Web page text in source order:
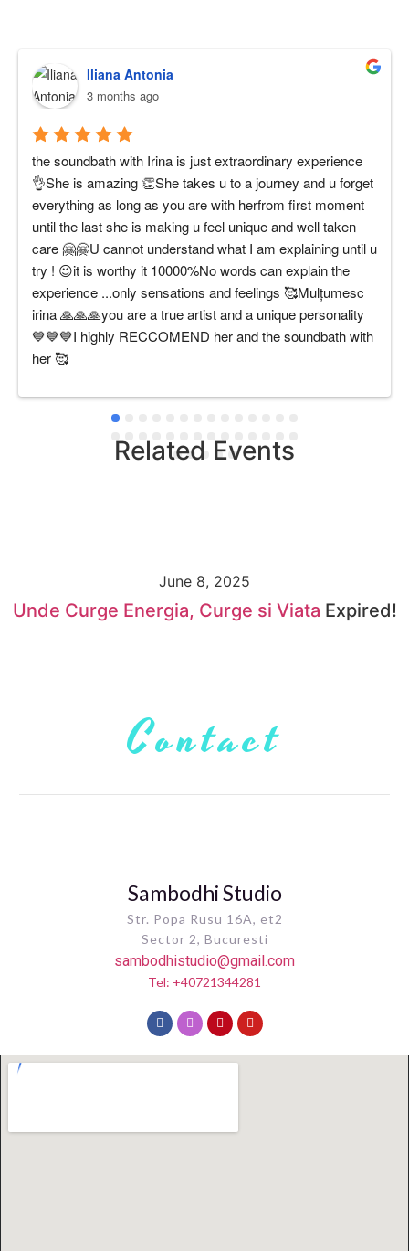
Iliana Antonia
3 months ago
the soundbath with Irina is just extraordinary experience
👌She is amazing 👏She takes u to a journey and u forget
everything as long as you are with herfrom first moment
until the last she is making u feel unique and well taken
care 🤗🤗U cannot understand what I am explaining until u
try ! 😉it is worthy it 10000%No words can explain the
experience ...only sensations and feelings 🥰Mulțumesc
irina 🙏🙏🙏you are a true artist and a unique personality
💙💙💙I highly RECCOMEND her and the soundbath with
her 🥰
Related Events
June 8, 2025
Unde Curge Energia, Curge si Viata Expired!
Contact
Sambodhi Studio
Str. Popa Rusu 16A, et2
Sector 2, Bucuresti
sambodhistudio@gmail.com
Tel: +40721344281